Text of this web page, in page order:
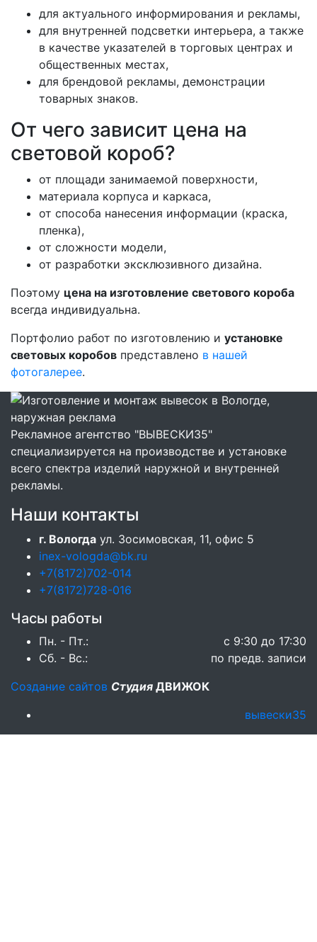
для актуального информирования и рекламы,
для внутренней подсветки интерьера, а также
в качестве указателей в торговых центрах и
общественных местах,
для брендовой рекламы, демонстрации
товарных знаков.
От чего зависит цена на
световой короб?
от площади занимаемой поверхности,
материала корпуса и каркаса,
от способа нанесения информации (краска,
пленка),
от сложности модели,
от разработки эксклюзивного дизайна.
Поэтому цена на изготовление светового короба
всегда индивидуальна.
Портфолио работ по изготовлению и установке
световых коробов представлено в нашей
фотогалерее.
Рекламное агентство "ВЫВЕСКИ35"
специализируется на производстве и установке
всего спектра изделий наружной и внутренней
рекламы.
Наши контакты
г. Вологда ул. Зосимовская, 11, офис 5
inex-vologda@bk.ru
+7(8172)702-014
+7(8172)728-016
Часы работы
Пн. - Пт.:
с 9:30 до 17:30
Сб. - Вс.:
по предв. записи
Создание сайтов Студия ДВИЖОК
вывески35